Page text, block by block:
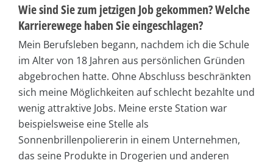
Wie sind Sie zum jetzigen Job gekommen? Welche
Karrierewege haben Sie eingeschlagen?
Mein Berufsleben begann, nachdem ich die Schule
im Alter von 18 Jahren aus persönlichen Gründen
abgebrochen hatte. Ohne Abschluss beschränkten
sich meine Möglichkeiten auf schlecht bezahlte und
wenig attraktive Jobs. Meine erste Station war
beispielsweise eine Stelle als
Sonnenbrillenpoliererin in einem Unternehmen,
das seine Produkte in Drogerien und anderen